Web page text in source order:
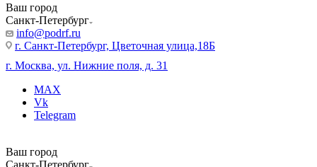
Ваш город
Санкт-Петербург
info@podrf.ru
г. Санкт-Петербург, Цветочная улица,18Б
г. Москва, ул. Нижние поля, д. 31
MAX
Vk
Telegram
Ваш город
Санкт-Петербург